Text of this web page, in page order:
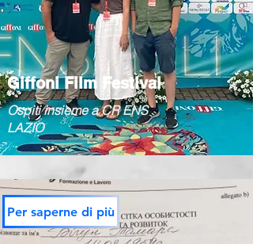
Giffoni Film Festival
Ospiti insieme a CR ENS
LAZIO
Per saperne di più